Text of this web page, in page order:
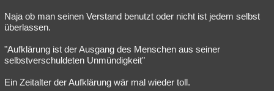
Naja ob man seinen Verstand benutzt oder nicht ist jedem selbst
überlassen.
"Aufklärung ist der Ausgang des Menschen aus seiner
selbstverschuldeten Unmündigkeit"
Ein Zeitalter der Aufklärung wär mal wieder toll.